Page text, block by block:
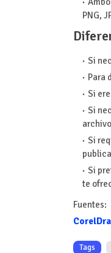
PNG,
Si
Para
Si
Si
Si
Si
te
Fuentes:
Tags